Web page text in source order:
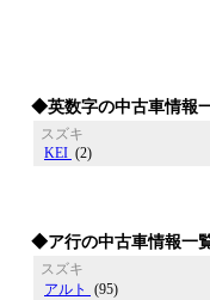
◆英数字の中古車情報
スズキ
KEI (2)
◆ア行の中古車情報一
スズキ
アルト
(95)